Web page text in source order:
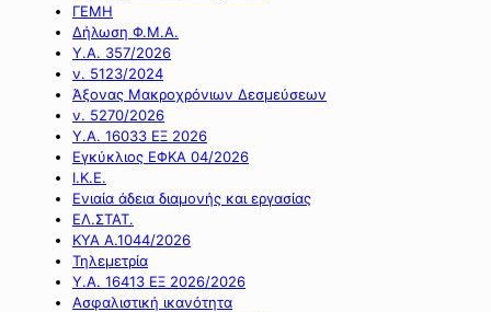
ΓΕΜΗ
Δήλωση Φ.Μ.Α.
Υ.Α. 357/2026
ν. 5123/2024
Άξονας Μακροχρόνιων Δεσμεύσεων
ν. 5270/2026
Υ.Α. 16033 ΕΞ 2026
Εγκύκλιος ΕΦΚΑ 04/2026
Ι.Κ.Ε.
Ενιαία άδεια διαμονής και εργασίας
ΕΛ.ΣΤΑΤ.
ΚΥΑ Α.1044/2026
Τηλεμετρία
Υ.Α. 16413 ΕΞ 2026/2026
Ασφαλιστική ικανότητα